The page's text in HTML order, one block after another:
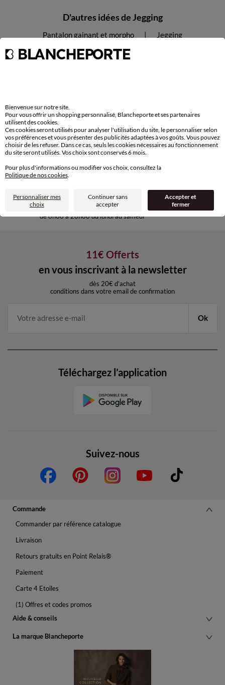
D'autres idées de Jegging
Pantalon gainant et morpho Jegging
Livraison express
domicile, relais, consignes automatiques
sous 30 jours avec Mondial Relay
uniquement
Service clients
par chat et par téléphone
de 8h00 à 20h00 du lundi au samedi
11€ Offerts
en vous inscrivant à la newsletter
dès 20€ d’achat
conditions dans votre email de confirmation
Ok
Suivez-nous
Téléchargez l’application
Commande
Commander par référence catalogue
Livraison
Retours gratuits en Point Relais®
Paiement
Carte 4 Etoiles
(1) Offres et codes promos
Aide & conseils
La marque Blancheporte
Bienvenue sur notre site.
Pour vous offrir un shopping personnalisé, Blancheporte et ses partenaires
utilisent des cookies.
Ces cookies seront utilisés pour analyser l'utilisation du site, le personnaliser selon
vos préférences et vous présenter des publicités adaptées à vos goûts. Vous pouvez
choisir de les refuser. Dans ce cas, seuls les cookies nécessaires au fonctionnement
du site seront utilisés. Vos choix sont conservés 6 mois.
Pour plus d'informations ou modifier vos choix, consultez la
Politique de nos cookies.
Personnaliser mes
choix
Continuer sans
accepter
Accepter et
fermer